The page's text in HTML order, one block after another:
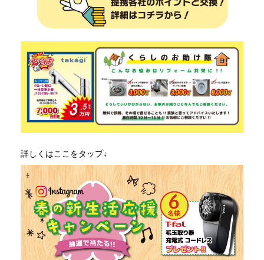
詳しくはここをタップ↓